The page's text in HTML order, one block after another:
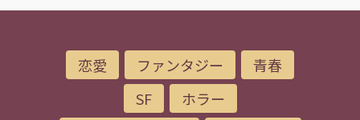
恋愛 ファンタジー
青春
SF
ホラー